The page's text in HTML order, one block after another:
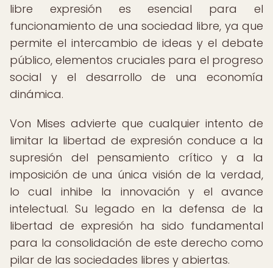
libre expresión es esencial para el
funcionamiento de una sociedad libre, ya que
permite el intercambio de ideas y el debate
público, elementos cruciales para el progreso
social y el desarrollo de una economía
dinámica.
Von Mises advierte que cualquier intento de
limitar la libertad de expresión conduce a la
supresión del pensamiento crítico y a la
imposición de una única visión de la verdad,
lo cual inhibe la innovación y el avance
intelectual. Su legado en la defensa de la
libertad de expresión ha sido fundamental
para la consolidación de este derecho como
pilar de las sociedades libres y abiertas.